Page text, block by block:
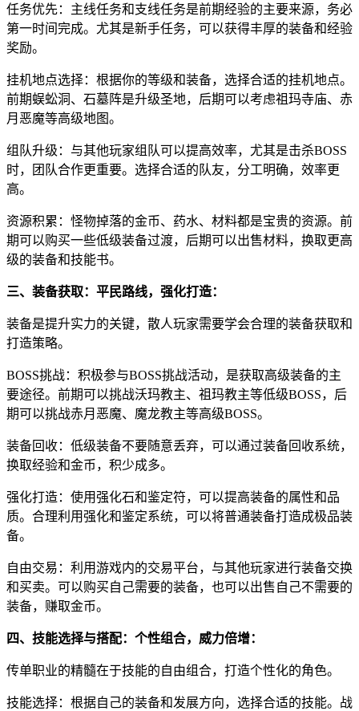
任务优先：主线任务和支线任务是前期经验的主要来源，务必
第一时间完成。尤其是新手任务，可以获得丰厚的装备和经验
奖励。
挂机地点选择：根据你的等级和装备，选择合适的挂机地点。
前期蜈蚣洞、石墓阵是升级圣地，后期可以考虑祖玛寺庙、赤
月恶魔等高级地图。
组队升级：与其他玩家组队可以提高效率，尤其是击杀BOSS
时，团队合作更重要。选择合适的队友，分工明确，效率更
高。
资源积累：怪物掉落的金币、药水、材料都是宝贵的资源。前
期可以购买一些低级装备过渡，后期可以出售材料，换取更高
级的装备和技能书。
三、装备获取：平民路线，强化打造：
装备是提升实力的关键，散人玩家需要学会合理的装备获取和
打造策略。
BOSS挑战：积极参与BOSS挑战活动，是获取高级装备的主
要途径。前期可以挑战沃玛教主、祖玛教主等低级BOSS，后
期可以挑战赤月恶魔、魔龙教主等高级BOSS。
装备回收：低级装备不要随意丢弃，可以通过装备回收系统，
换取经验和金币，积少成多。
强化打造：使用强化石和鉴定符，可以提高装备的属性和品
质。合理利用强化和鉴定系统，可以将普通装备打造成极品装
备。
自由交易：利用游戏内的交易平台，与其他玩家进行装备交换
和买卖。可以购买自己需要的装备，也可以出售自己不需要的
装备，赚取金币。
四、技能选择与搭配：个性组合，威力倍增：
传单职业的精髓在于技能的自由组合，打造个性化的角色。
技能选择：根据自己的装备和发展方向，选择合适的技能。战